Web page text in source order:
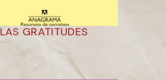
LAS GRATITUDES